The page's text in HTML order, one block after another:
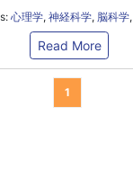
心理学, 神経科学, 脳科学,
Read More
1